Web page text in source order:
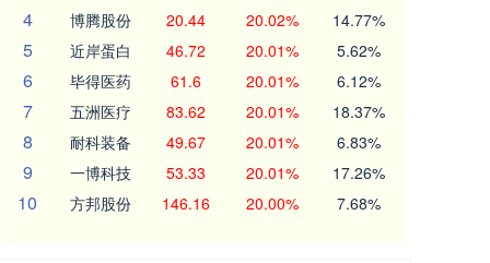
4 博腾股份 20.44 20.02% 14.77%
5 近岸蛋白 46.72 20.01% 5.62%
6 毕得医药 61.6 20.01% 6.12%
7 五洲医疗 83.62 20.01% 18.37%
8 耐科装备 49.67 20.01% 6.83%
9 一博科技 53.33 20.01% 17.26%
10 方邦股份 146.16 20.00% 7.68%